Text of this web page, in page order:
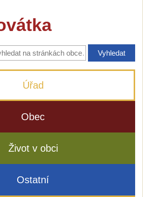
Úřad
Obec
Život v obci
Ostatní